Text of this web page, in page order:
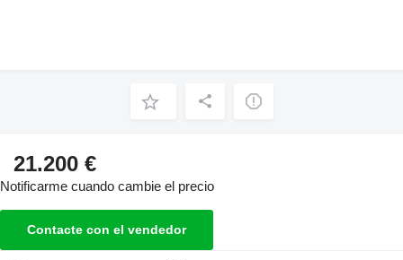
21.200 €
Notificarme cuando cambie el precio
Contacte con el vendedor